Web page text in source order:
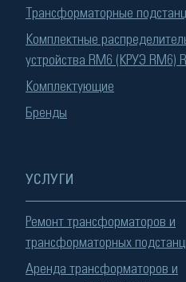
Трансформаторные
Комплектные
устройства RM6 (КРУЭ RM6)
Комплектующие
Бренды
УСЛУГИ
Ремонт трансформаторов и
трансформаторных
Аренда трансформаторов и